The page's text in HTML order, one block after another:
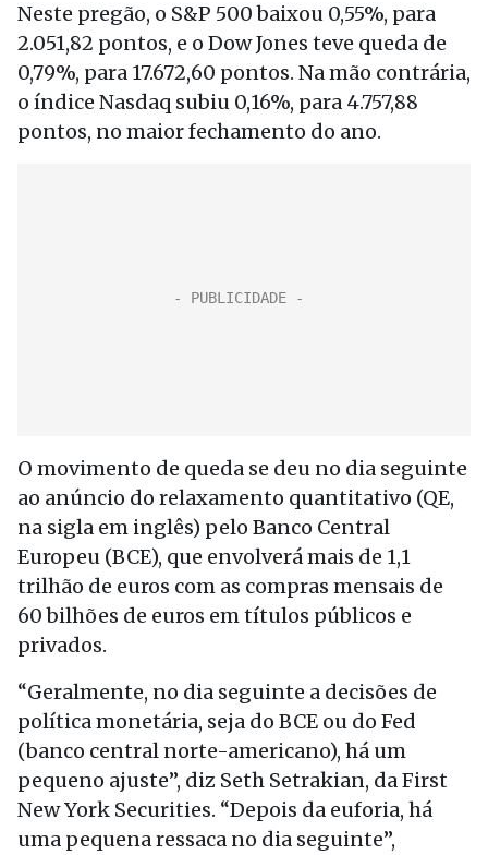
Neste pregão, o S&P 500 baixou 0,55%, para
2.051,82 pontos, e o Dow Jones teve queda de
0,79%, para 17.672,60 pontos. Na mão contrária,
o índice Nasdaq subiu 0,16%, para 4.757,88
pontos, no maior fechamento do ano.
O movimento de queda se deu no dia seguinte
ao anúncio do relaxamento quantitativo (QE,
na sigla em inglês) pelo Banco Central
Europeu (BCE), que envolverá mais de 1,1
trilhão de euros com as compras mensais de
60 bilhões de euros em títulos públicos e
privados.
“Geralmente, no dia seguinte a decisões de
política monetária, seja do BCE ou do Fed
(banco central norte-americano), há um
pequeno ajuste”, diz Seth Setrakian, da First
New York Securities. “Depois da euforia, há
uma pequena ressaca no dia seguinte”,